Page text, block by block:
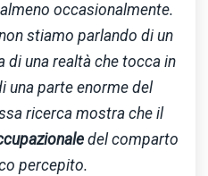
occasionalmente.
stiamo parlando di un
di una realtà che tocca in
una parte enorme del
ricerca mostra che il
del comparto
percepito.